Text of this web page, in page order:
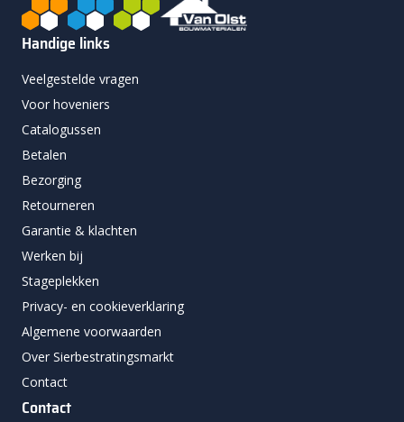
Handige links
Veelgestelde vragen
Voor hoveniers
Catalogussen
Betalen
Bezorging
Retourneren
Garantie & klachten
Werken bij
Stageplekken
Privacy- en cookieverklaring
Algemene voorwaarden
Over Sierbestratingsmarkt
Contact
Contact